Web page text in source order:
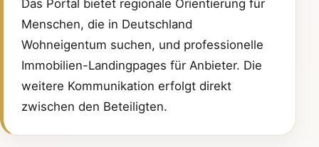
Das Portal bietet regionale Orientierung für
Menschen, die in Deutschland
Wohneigentum suchen, und professionelle
Immobilien-Landingpages für Anbieter. Die
weitere Kommunikation erfolgt direkt
zwischen den Beteiligten.